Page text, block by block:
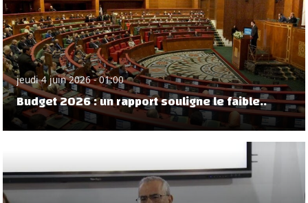
jeudi 4 juin 2026 - 01:00
Budget 2026 : un rapport souligne le faible..